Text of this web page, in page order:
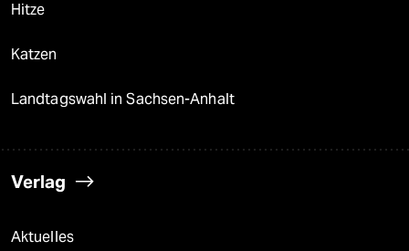
Hitze
Katzen
Landtagswahl in Sachsen-Anhalt
Verlag
Aktuelles